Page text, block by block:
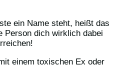
ein Name steht, heißt das
Person dich wirklich dabei
einem toxischen Ex oder